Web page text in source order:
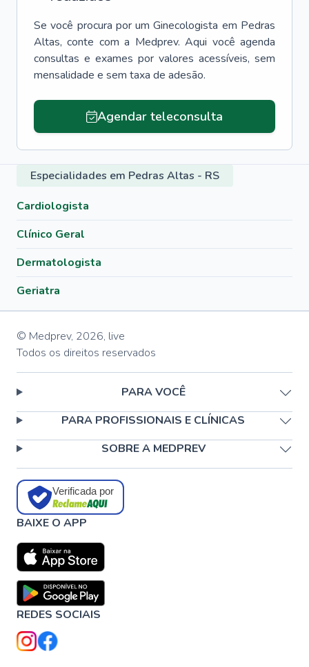
Se você procura por um Ginecologista em Pedras
Altas, conte com a Medprev. Aqui você agenda
consultas e exames por valores acessíveis, sem
mensalidade e sem taxa de adesão.
Agendar teleconsulta
Especialidades em Pedras Altas - RS
Cardiologista
Clínico Geral
Dermatologista
Geriatra
© Medprev, 2026, live
Todos os direitos reservados
PARA VOCÊ
PARA PROFISSIONAIS E CLÍNICAS
SOBRE A MEDPREV
Verificada por
BAIXE O APP
REDES SOCIAIS